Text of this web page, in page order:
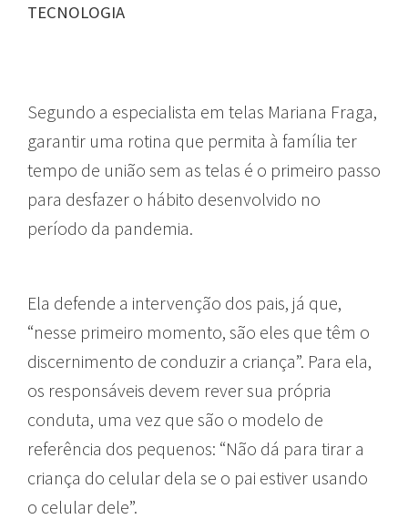
TECNOLOGIA
Segundo a especialista em telas Mariana Fraga,
garantir uma rotina que permita à família ter
tempo de união sem as telas é o primeiro passo
para desfazer o hábito desenvolvido no
período da pandemia.
Ela defende a intervenção dos pais, já que,
“nesse primeiro momento, são eles que têm o
discernimento de conduzir a criança”. Para ela,
os responsáveis devem rever sua própria
conduta, uma vez que são o modelo de
referência dos pequenos: “Não dá para tirar a
criança do celular dela se o pai estiver usando
o celular dele”.